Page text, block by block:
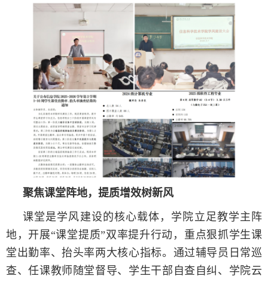
聚焦课堂阵地，提质增效树新风
课堂是学风建设的核心载体，学院立足教学主阵
地，开展“课堂提质”双率提升行动，重点狠抓学生课
堂出勤率、抬头率两大核心指标。通过辅导员日常巡
查、任课教师随堂督导、学生干部自查自纠、学院云